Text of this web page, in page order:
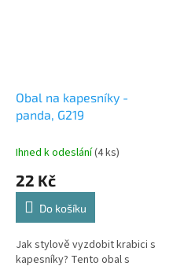
Obal na kapesníky -
panda, G219
Ihned k odeslání(4 ks)
22 Kč
Do košíku
Jak stylově vyzdobit krabici s
kapesníky? Tento obal s